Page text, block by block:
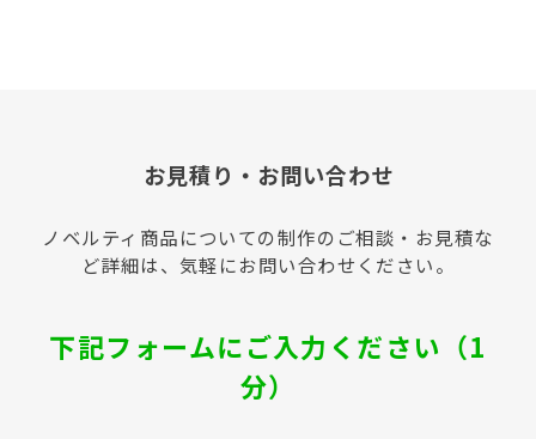
お見積り・お問い合わせ
ノベルティ商品についての制作のご相談・お見積な
ど詳細は、気軽にお問い合わせください。
下記フォームにご入力ください（1
分）